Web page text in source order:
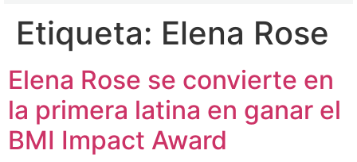
Etiqueta: Elena Rose
Elena Rose se convierte en
la primera latina en ganar el
BMI Impact Award